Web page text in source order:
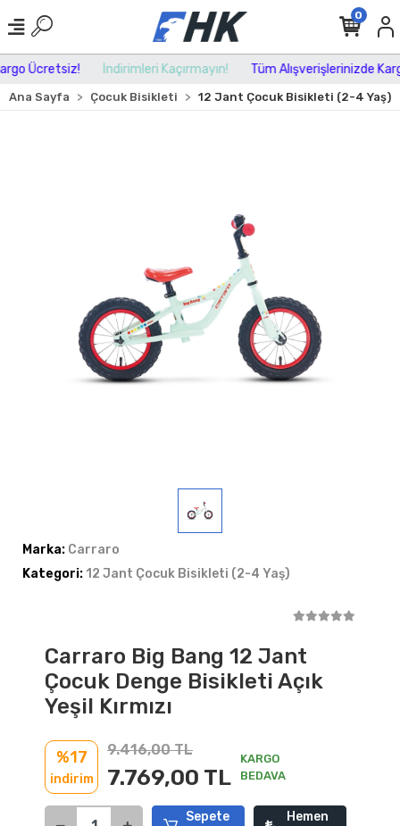
Ücretsiz! İndirimleri Kaçırmayın! Tüm Alışverişlerinizde
0
Ana Sayfa Çocuk Bisikleti 12 Jant Çocuk Bisikleti (2-4 Yaş)
Marka: Carraro
Kategori: 12 Jant Çocuk Bisikleti (2-4 Yaş)
Carraro Big Bang 12 Jant
Çocuk Denge Bisikleti Açık
Yeşil Kırmızı
%17
indirim
9.416,00 TL
7.769,00 TL
KARGO
BEDAVA
Sepete
Hemen